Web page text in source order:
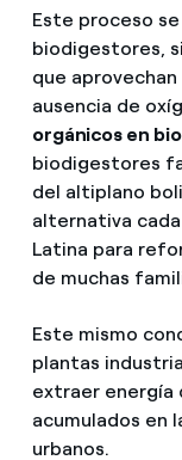
Este proceso
biodigestores,
que
ausencia de
orgánicos en
biodigestores
del altiplano
alternativa
Latina para
de muchas
Este mismo
plantas
extraer energía
acumulados en
urbanos.